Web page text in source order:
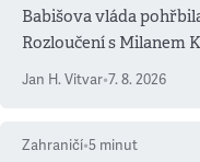
Babišova vláda
Rozloučení s Milanem
salvy i kritika pokrokářů
Jan H. Vitvar•7. 8. 2026
Zahraničí•5 minut